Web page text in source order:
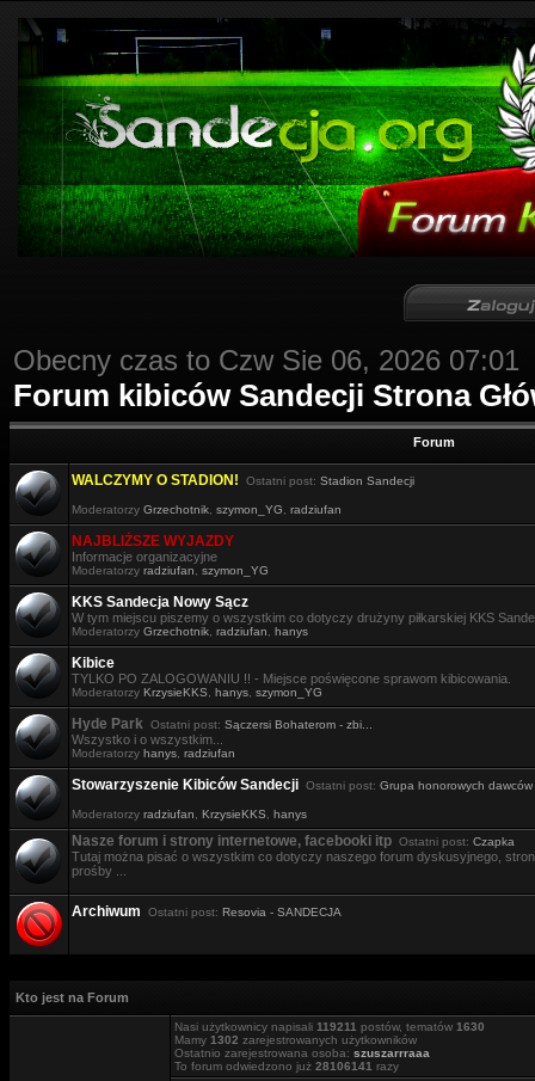
Obecny czas to Czw Sie 06, 2026 07:01
Forum kibiców Sandecji Strona
Forum
WALCZYMY O STADION! Ostatni post: Stadion Sandecji
Moderatorzy Grzechotnik szymon_YG radziufan
NAJBLIŻSZE WYJAZDY
Informacje organizacyjne
Moderatorzy radziufan szymon_YG
KKS Sandecja Nowy Sącz
W tym miejscu piszemy o wszystkim co dotyczy drużyny piłkarskiej KKS
Moderatorzy Grzechotnik radziufan hanys
Kibice
TYLKO PO ZALOGOWANIU !! - Miejsce poświęcone sprawom kibicowania.
Moderatorzy KrzysieKKS hanys szymon_YG
Hyde Park Ostatni post: Sączersi Bohaterom - zbi...
Wszystko i o wszystkim...
Moderatorzy hanys radziufan
Stowarzyszenie Kibiców Sandecji Ostatni post: Grupa honorowych dawców
Moderatorzy radziufan KrzysieKKS hanys
Nasze forum i strony internetowe, facebooki itp Ostatni post: Czapka
Tutaj można pisać o wszystkim co dotyczy naszego forum dyskusyjnego,
prośby ...
Archiwum Ostatni post: Resovia - SANDECJA
Kto jest na Forum
Nasi użytkownicy napisali 119211 postów, tematów 1630
Mamy 1302 zarejestrowanych użytkowników
Ostatnio zarejestrowana osoba: szuszarrraaa
To forum odwiedzono już 28106141 razy